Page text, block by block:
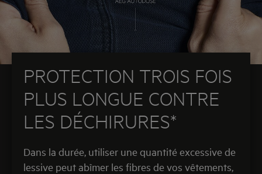
PROTECTION TROIS FOIS
PLUS LONGUE CONTRE
LES DÉCHIRURES*
Dans la durée, utiliser une quantité excessive de
lessive peut abîmer les fibres de vos vêtements,